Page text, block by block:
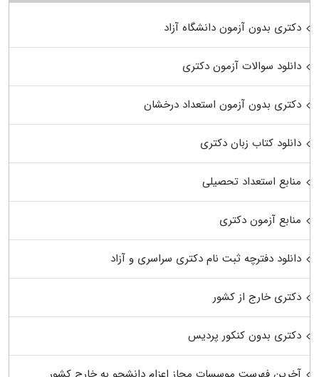
دکتری بدون آزمون دانشگاه آزاد
دانلود سوالات آزمون دکتری
دکتری بدون آزمون استعداد درخشان
دانلود کتاب زبان دکتری
منابع استعداد تحصیلی
منابع آزمون دکتری
دانلود دفترچه ثبت نام دکتری سراسری و آزاد
دکتری خارج از کشور
دکتری بدون کنکور پردیس